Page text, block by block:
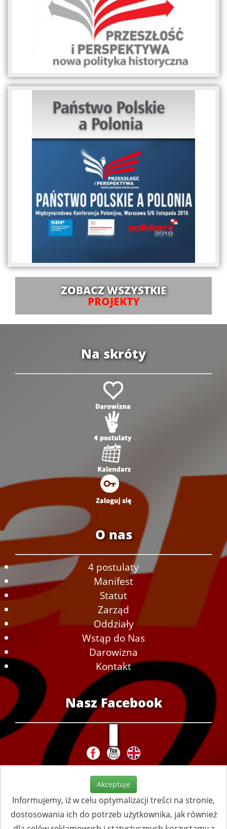
ZOBACZ WSZYSTKIE
PROJEKTY
Na skróty
O nas
4 postulaty
Manifest
Statut
Zarząd
Oddziały
Wstąp do Nas
Darowizna
Kontakt
Nasz Facebook
Akceptuje
Informujemy, iż w celu optymalizacji treści na stronie,
dostosowania ich do potrzeb użytkownika, jak również